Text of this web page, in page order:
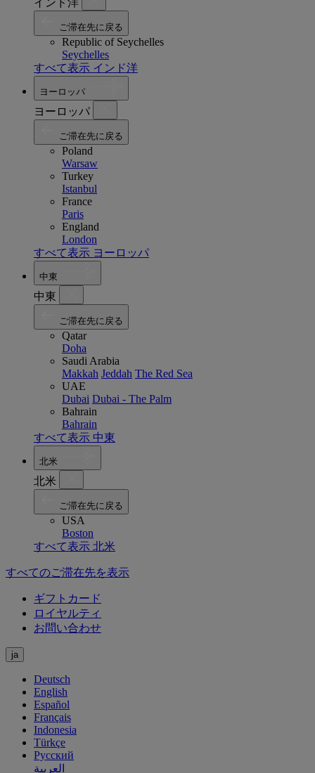
インド洋
ご滞在先に戻る
Republic of Seychelles
Seychelles
すべて表示 インド洋
ヨーロッパ
ヨーロッパ
ご滞在先に戻る
Poland
Warsaw
Turkey
Istanbul
France
Paris
England
London
すべて表示 ヨーロッパ
中東
中東
ご滞在先に戻る
Qatar
Doha
Saudi Arabia
Makkah Jeddah The Red Sea
UAE
Dubai Dubai - The Palm
Bahrain
Bahrain
すべて表示 中東
北米
北米
ご滞在先に戻る
USA
Boston
すべて表示 北米
すべてのご滞在先を表示
ギフトカード
ロイヤルティ
お問い合わせ
ja
Deutsch
English
Español
Français
Indonesia
Türkçe
Русский
العربية